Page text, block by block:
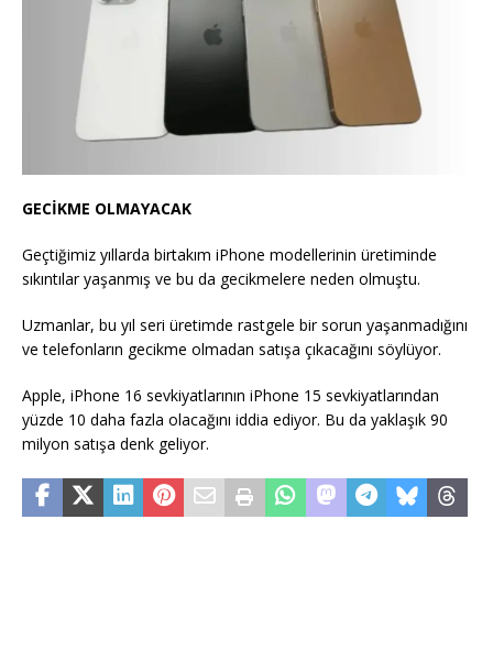
GECİKME OLMAYACAK
Geçtiğimiz yıllarda birtakım iPhone modellerinin üretiminde
sıkıntılar yaşanmış ve bu da gecikmelere neden olmuştu.
Uzmanlar, bu yıl seri üretimde rastgele bir sorun yaşanmadığını
ve telefonların gecikme olmadan satışa çıkacağını söylüyor.
Apple, iPhone 16 sevkiyatlarının iPhone 15 sevkiyatlarından
yüzde 10 daha fazla olacağını iddia ediyor. Bu da yaklaşık 90
milyon satışa denk geliyor.